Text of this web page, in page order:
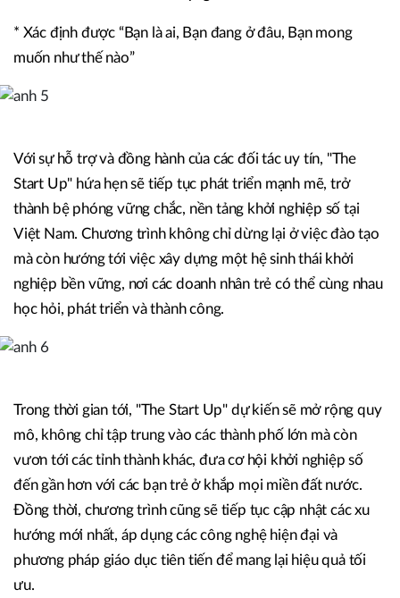
* Xác định được “Bạn là ai, Bạn đang ở đâu, Bạn mong
muốn như thế nào”
Với sự hỗ trợ và đồng hành của các đối tác uy tín, "The
Start Up" hứa hẹn sẽ tiếp tục phát triển mạnh mẽ, trở
thành bệ phóng vững chắc, nền tảng khởi nghiệp số tại
Việt Nam. Chương trình không chỉ dừng lại ở việc đào tạo
mà còn hướng tới việc xây dựng một hệ sinh thái khởi
nghiệp bền vững, nơi các doanh nhân trẻ có thể cùng nhau
học hỏi, phát triển và thành công.
Trong thời gian tới, "The Start Up" dự kiến sẽ mở rộng quy
mô, không chỉ tập trung vào các thành phố lớn mà còn
vươn tới các tỉnh thành khác, đưa cơ hội khởi nghiệp số
đến gần hơn với các bạn trẻ ở khắp mọi miền đất nước.
Đồng thời, chương trình cũng sẽ tiếp tục cập nhật các xu
hướng mới nhất, áp dụng các công nghệ hiện đại và
phương pháp giáo dục tiên tiến để mang lại hiệu quả tối
ưu.